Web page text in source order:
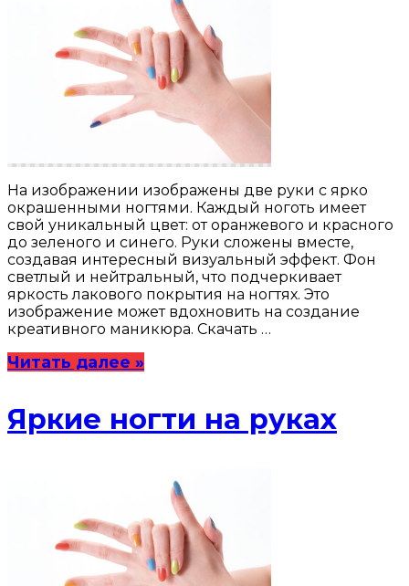
На изображении изображены две руки с ярко
окрашенными ногтями. Каждый ноготь имеет
свой уникальный цвет: от оранжевого и красного
до зеленого и синего. Руки сложены вместе,
создавая интересный визуальный эффект. Фон
светлый и нейтральный, что подчеркивает
яркость лакового покрытия на ногтях. Это
изображение может вдохновить на создание
креативного маникюра. Скачать …
Читать далее »
Яркие ногти на руках